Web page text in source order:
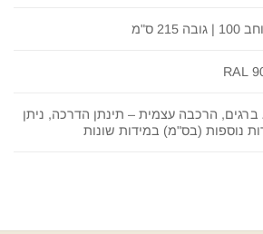
הרכבה עצמית – תינתן הדרכה, ניתן
נוספות (בס"מ) במידות שונות